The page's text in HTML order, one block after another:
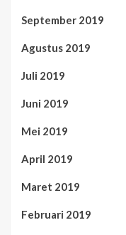
September 2019
Agustus 2019
Juli 2019
Juni 2019
Mei 2019
April 2019
Maret 2019
Februari 2019